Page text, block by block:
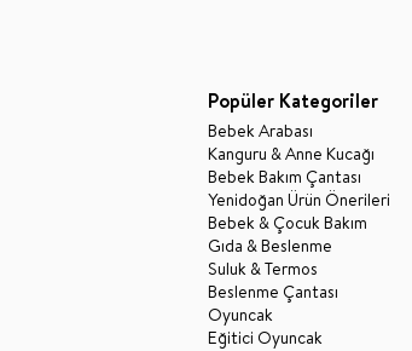
Popüler Kategoriler
Bebek Arabası
Kanguru & Anne Kucağı
Bebek Bakım Çantası
Yenidoğan Ürün Önerileri
Bebek & Çocuk Bakım
Gıda & Beslenme
Suluk & Termos
Beslenme Çantası
Oyuncak
Eğitici Oyuncak